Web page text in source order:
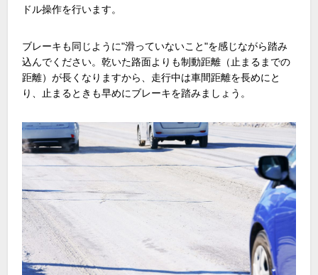
ドル操作を行います。
ブレーキも同じように"滑っていないこと"を感じながら踏み
込んでください。乾いた路面よりも制動距離（止まるまでの
距離）が長くなりますから、走行中は車間距離を長めにと
り、止まるときも早めにブレーキを踏みましょう。